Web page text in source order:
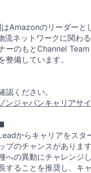
はAmazonのリーダー
流ネットワークに関わ
ーのもとChannel
整備しています。
認ください。
ンジャパンキャリアサ
からキャリアをスタ
プのチャンスがありま
への異動にチャレンジ
することを推奨し、キ